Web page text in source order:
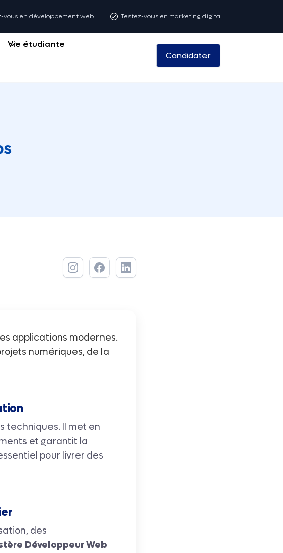
vous en développement web Testez-vous en marketing digital
Vie étudiante
Candidater
applications modernes.
numériques, de la
techniques. Il met en
et garantit la
pour livrer des
des
Développeur Web